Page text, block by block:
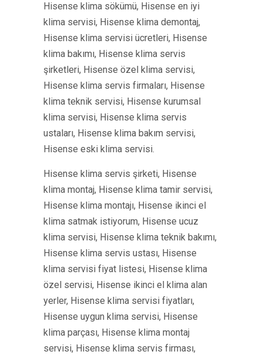
Hisense klima sökümü, Hisense en iyi
klima servisi, Hisense klima demontaj,
Hisense klima servisi ücretleri, Hisense
klima bakımı, Hisense klima servis
şirketleri, Hisense özel klima servisi,
Hisense klima servis firmaları, Hisense
klima teknik servisi, Hisense kurumsal
klima servisi, Hisense klima servis
ustaları, Hisense klima bakım servisi,
Hisense eski klima servisi.
Hisense klima servis şirketi, Hisense
klima montaj, Hisense klima tamir servisi,
Hisense klima montajı, Hisense ikinci el
klima satmak istiyorum, Hisense ucuz
klima servisi, Hisense klima teknik bakımı,
Hisense klima servis ustası, Hisense
klima servisi fiyat listesi, Hisense klima
özel servisi, Hisense ikinci el klima alan
yerler, Hisense klima servisi fiyatları,
Hisense uygun klima servisi, Hisense
klima parçası, Hisense klima montaj
servisi, Hisense klima servis firması,